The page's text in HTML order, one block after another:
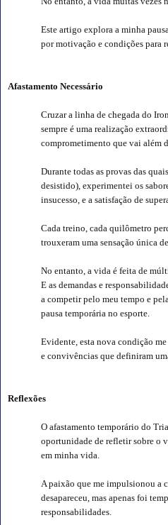
Este artigo explora a minha
por motivação e condições para
Afastamento Necessário
Cruzar a linha de chegada do
sempre é uma realização
comprometimento que vai além
Durante todas as provas das
desistido), experimentei os
insucesso, e a satisfação de
Cada treino, cada quilômetro
trouxeram uma sensação única
No entanto, a vida é feita de
E as demandas e
a competir pelo meu tempo e
pausa temporária no esporte.
Evidente, esta nova condição
e convivências que definiram
Reflexões
O afastamento temporário do
oportunidade de refletir sobre o
em minha vida.
A paixão que me impulsionou a
desapareceu, mas apenas foi
responsabilidades.